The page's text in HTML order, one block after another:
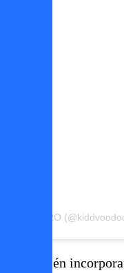
por SÁTIRO
también